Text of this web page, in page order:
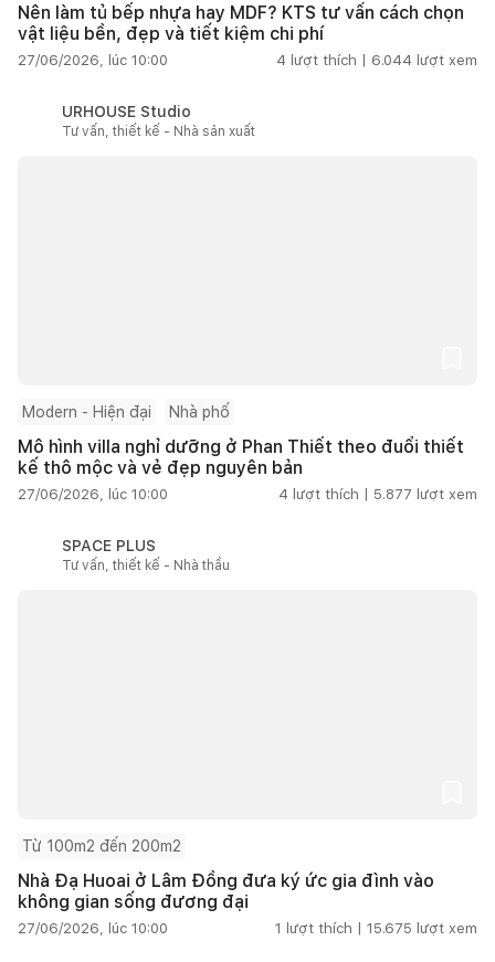
Nên làm tủ bếp nhựa hay MDF? KTS tư vấn cách chọn
vật liệu bền, đẹp và tiết kiệm chi phí
27/06/2026, lúc 10:00 4 lượt thích | 6.044 lượt xem
URHOUSE Studio
Tư vấn, thiết kế - Nhà sản xuất
Modern - Hiện đại Nhà phố
Mô hình villa nghỉ dưỡng ở Phan Thiết theo đuổi thiết
kế thô mộc và vẻ đẹp nguyên bản
27/06/2026, lúc 10:00 4 lượt thích | 5.877 lượt xem
SPACE PLUS
Tư vấn, thiết kế - Nhà thầu
Từ 100m2 đến 200m2
Nhà Đạ Huoai ở Lâm Đồng đưa ký ức gia đình vào
không gian sống đương đại
27/06/2026, lúc 10:00 1 lượt thích | 15.675 lượt xem